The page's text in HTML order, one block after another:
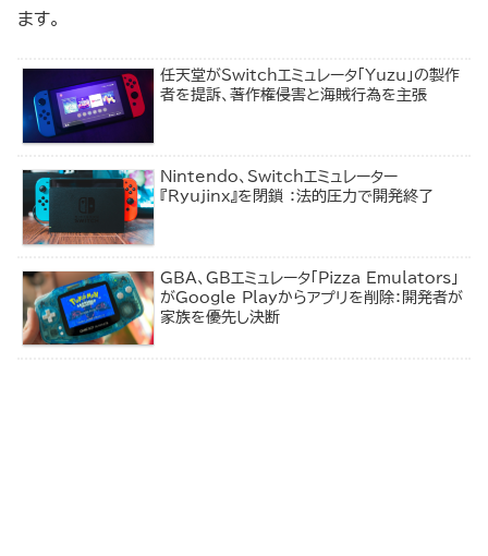
ます。
任天堂がSwitchエミュレータ「Yuzu」の製作
者を提訴、著作権侵害と海賊行為を主張
Nintendo、Switchエミュレーター
『Ryujinx』を閉鎖 ：法的圧力で開発終了
GBA、GBエミュレータ「Pizza Emulators」
がGoogle Playからアプリを削除：開発者が
家族を優先し決断